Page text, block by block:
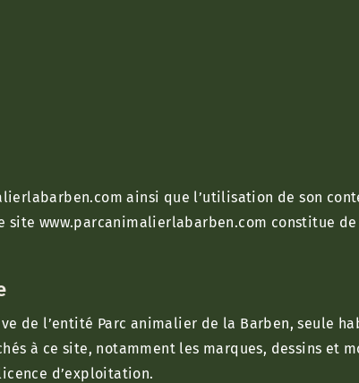
ainsi que l’utilisation de son
site www.parcanimalierlabarben.com constitue
de l’entité Parc animalier de la Barben,
à ce site, notamment les marques, dessins et
d’exploitation.